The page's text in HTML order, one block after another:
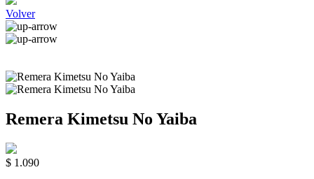
Volver
Remera Kimetsu No Yaiba
$ 1.090